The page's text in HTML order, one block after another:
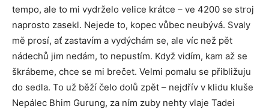
tempo, ale to mi vydrželo velice krátce – ve 4200 se stroj
naprosto zasekl. Nejede to, kopec vůbec neubývá. Svaly
mě prosí, ať zastavím a vydýchám se, ale víc než pět
nádechů jim nedám, to nepustím. Když vidím, kam až se
škrábeme, chce se mi brečet. Velmi pomalu se přibližuju
do sedla. To už běží čelo dolů zpět – nejdřív v klidu kluše
Nepálec Bhim Gurung, za ním zuby nehty vlaje Tadei